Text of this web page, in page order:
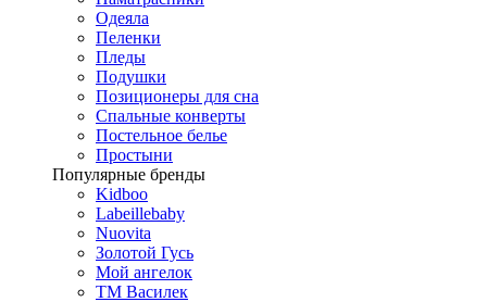
Одеяла
Пеленки
Пледы
Подушки
Позиционеры для сна
Спальные конверты
Постельное белье
Простыни
Популярные бренды
Kidboo
Labeillebaby
Nuovita
Золотой Гусь
Мой ангелок
ТМ Василек